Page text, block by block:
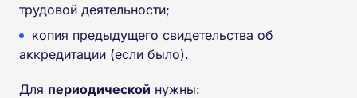
трудовой деятельности;
копия предыдущего свидетельства об
аккредитации (если было).
Для периодической нужны: